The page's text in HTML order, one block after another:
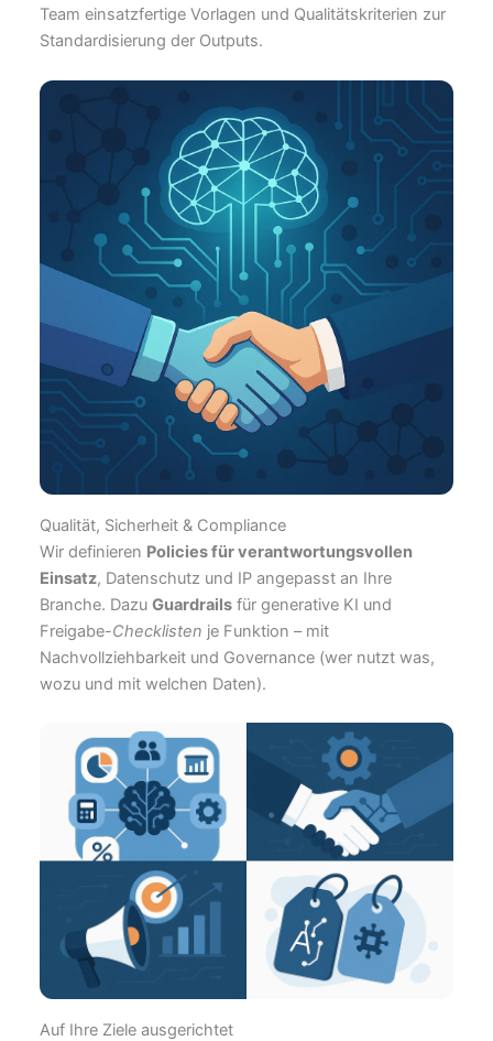
Team einsatzfertige Vorlagen und Qualitätskriterien zur
Standardisierung der Outputs.
Qualität, Sicherheit & Compliance
Wir definieren Policies für verantwortungsvollen
Einsatz, Datenschutz und IP angepasst an Ihre
Branche. Dazu Guardrails für generative KI und
Freigabe-Checklisten je Funktion – mit
Nachvollziehbarkeit und Governance (wer nutzt was,
wozu und mit welchen Daten).
Auf Ihre Ziele ausgerichtet